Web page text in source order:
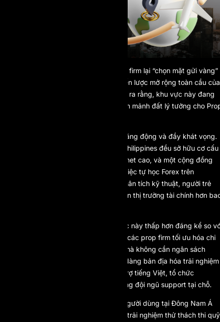
g phải ngẫu nhiên mà các prop firm lại “chọn mặt gửi vàng”
vào khu vực Đông Nam Á trong chiến lược mở rộng toàn cầu của
mình. Nhiều dữ liệu thị trường đã chỉ ra rằng, khu vực này đang
hội tụ đầy đủ các yếu tố để trở thành mảnh đất lý tưởng cho
Thứ nhất, đó là một thị trường trẻ, năng động và đầy khát vọng.
Việt Nam, Indonesia, Thái Lan hay Philippines đều sở hữu cơ cấu
dân số trẻ, tỷ lệ người sử dụng internet cao, và một cộng đồng
giao dịch ngày càng đông đảo. Từ việc tự học Forex trên
YouTube đến tham gia các group phân tích kỹ thuật, người trẻ
Đông Nam Á đang chủ động tiếp cận thị trường tài chính hơn
Thứ hai, chi phí vận hành tại khu vực này thấp hơn đáng kể so
châu Âu hay Bắc Mỹ. Điều này giúp các prop firm tối ưu hóa chi
phí marketing, mở rộng cộng đồng mà không cần ngân sách
khổng lồ. Bên cạnh đó, họ cũng dễ dàng bản địa hóa trải nghiệm
người dùng bằng cách tích hợp hỗ trợ tiếng Việt, tổ chức
livestream hướng dẫn, hoặc xây dựng đội ngũ support tại chỗ.
Thứ ba, tốc độ chuyển đổi hành vi người dùng tại Đông Nam Á
diễn ra rất nhanh. Một khi trader đã trải nghiệm thử thách thi